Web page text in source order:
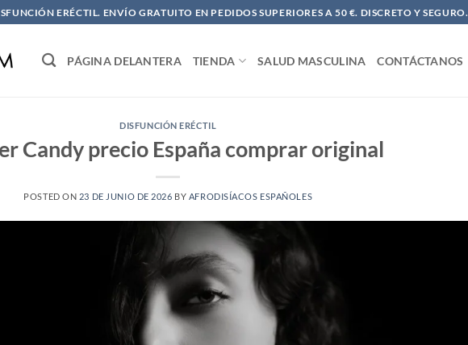
ERÉCTIL. ENVÍO GRATUITO EN PEDIDOS SUPERIORES A 50 €. DISCRETO Y SEGURO.
PÁGINA DELANTERA TIENDA SALUD MASCULINA CONTÁCTANOS
DISFUNCIÓN ERÉCTIL
Candy precio España comprar original
POSTED ON 23 DE JUNIO DE 2026 BY AFRODISÍACOS ESPAÑOLES